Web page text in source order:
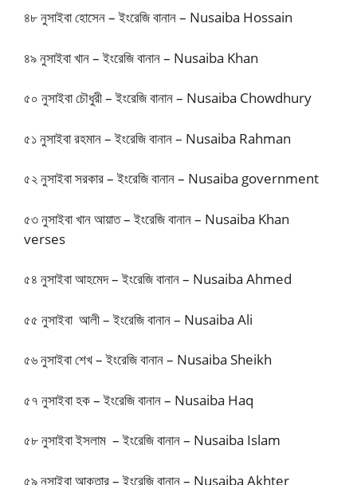
৪৮ নুসাইবা হোসেন – ইংরেজি বানান – Nusaiba Hossain
৪৯ নুসাইবা খান – ইংরেজি বানান – Nusaiba Khan
৫০ নুসাইবা চৌধুরী – ইংরেজি বানান – Nusaiba Chowdhury
৫১ নুসাইবা রহমান – ইংরেজি বানান – Nusaiba Rahman
৫২ নুসাইবা সরকার – ইংরেজি বানান – Nusaiba government
৫৩ নুসাইবা খান আয়াত – ইংরেজি বানান – Nusaiba Khan
verses
৫৪ নুসাইবা আহমেদ – ইংরেজি বানান – Nusaiba Ahmed
৫৫ নুসাইবা আলী – ইংরেজি বানান – Nusaiba Ali
৫৬ নুসাইবা শেখ – ইংরেজি বানান – Nusaiba Sheikh
৫৭ নুসাইবা হক – ইংরেজি বানান – Nusaiba Haq
৫৮ নুসাইবা ইসলাম – ইংরেজি বানান – Nusaiba Islam
৫৯ নুসাইবা আক্তার – ইংরেজি বানান – Nusaiba Akhter